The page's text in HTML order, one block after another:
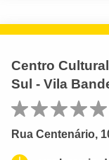
Centro
Sul - Vila
Rua Centenário,